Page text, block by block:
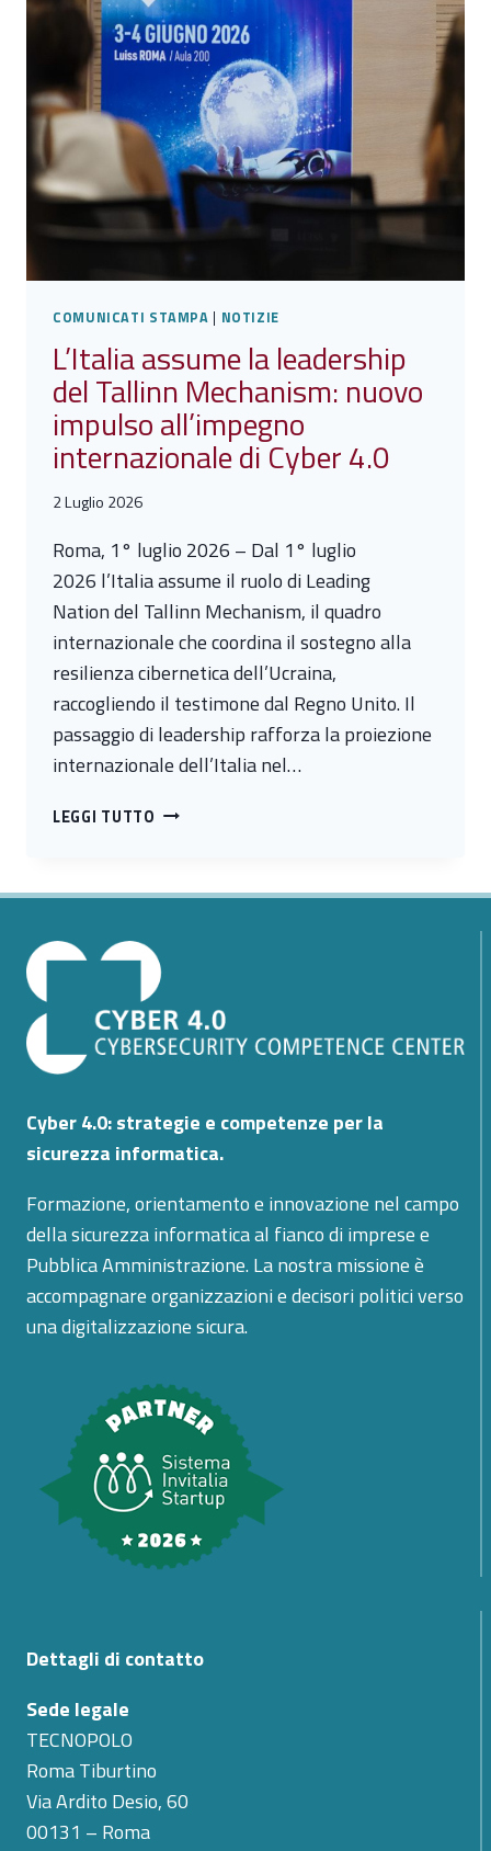
COMUNICATI STAMPA | NOTIZIE
L’Italia assume la leadership
del Tallinn Mechanism: nuovo
impulso all’impegno
internazionale di Cyber 4.0
2 Luglio 2026
Roma, 1° luglio 2026 – Dal 1° luglio
2026 l’Italia assume il ruolo di Leading
Nation del Tallinn Mechanism, il quadro
internazionale che coordina il sostegno alla
resilienza cibernetica dell’Ucraina,
raccogliendo il testimone dal Regno Unito. Il
passaggio di leadership rafforza la proiezione
internazionale dell’Italia nel…
LEGGI TUTTO L’ITALIA
LEADERSHIP
MECHANISM:
NUOVO
IMPULSO
ALL’IMPEGNO
INTERNAZIONALE
CYBER
4.0
Cyber 4.0: strategie e competenze per la
sicurezza informatica.
Formazione, orientamento e innovazione nel campo
della sicurezza informatica al fianco di imprese e
Pubblica Amministrazione. La nostra missione è
accompagnare organizzazioni e decisori politici verso
una digitalizzazione sicura.
Dettagli di contatto
Sede legale
TECNOPOLO
Roma Tiburtino
Via Ardito Desio, 60
00131 – Roma